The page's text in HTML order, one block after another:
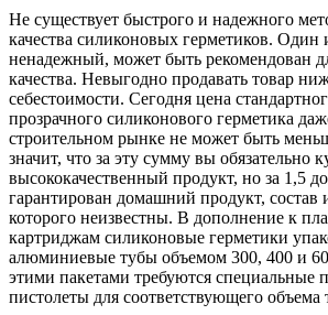
Не существует быстрого и надежного
качества силиконовых герметиков. Один
ненадежный, может быть рекомендован
качества. Невыгодно продавать товар
себестоимости. Сегодня цена
прозрачного силиконового герметика
строительном рынке не может быть
значит, что за эту сумму вы обязательно
высококачественный продукт, но за 1,5
гарантирован домашний продукт, состав
которого неизвестны. В дополнение к
картриджам силиконовые герметики
алюминиевые тубы объемом 300, 400 и
этими пакетами требуются специальные
пистолеты для соответствующего объема